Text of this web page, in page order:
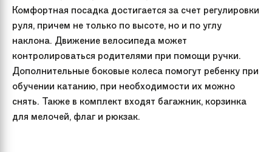
Комфортная посадка достигается за счет регулировки
руля, причем не только по высоте, но и по углу
наклона. Движение велосипеда может
контролироваться родителями при помощи ручки.
Дополнительные боковые колеса помогут ребенку при
обучении катанию, при необходимости их можно
снять. Также в комплект входят багажник, корзинка
для мелочей, флаг и рюкзак.